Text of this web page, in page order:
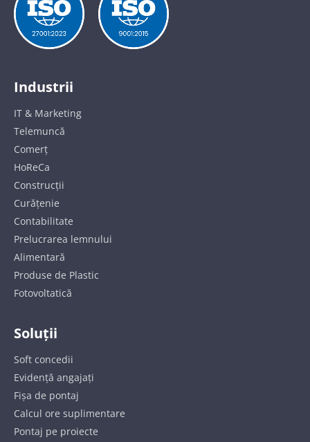
Industrii
IT & Marketing
Telemuncă
Comerț
HoReCa
Construcții
Curățenie
Contabilitate
Prelucrarea lemnului
Alimentară
Produse de Plastic
Fotovoltatică
Soluții
Soft concedii
Evidență angajați
Fișa de pontaj
Calcul ore suplimentare
Pontaj pe proiecte